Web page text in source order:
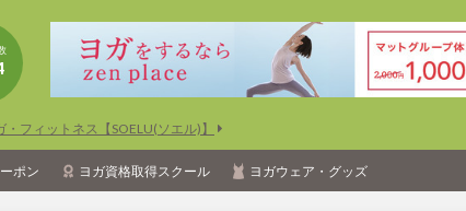
フィットネス【SOELU(ソエル)】
ポン ヨガ資格取得スクール ヨガウェア・グッズ